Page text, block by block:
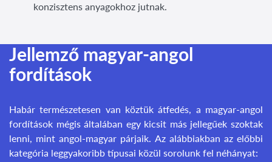
konzisztens anyagokhoz jutnak.
Jellemző magyar-angol
fordítások
Habár természetesen van köztük átfedés, a magyar-angol
fordítások mégis általában egy kicsit más jellegűek szoktak
lenni, mint angol-magyar párjaik. Az alábbiakban az előbbi
kategória leggyakoribb típusai közül sorolunk fel néhányat: